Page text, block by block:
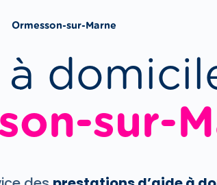
Ormesson-sur-Marne
sur-